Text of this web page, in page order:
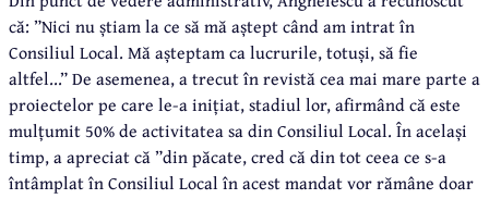
că: ”Nici nu știam la ce să mă aștept când am intrat în
Consiliul Local. Mă așteptam ca lucrurile, totuși, să fie
altfel...” De asemenea, a trecut în revistă cea mai mare parte a
proiectelor pe care le-a inițiat, stadiul lor, afirmând că este
mulțumit 50% de activitatea sa din Consiliul Local. În același
timp, a apreciat că ”din păcate, cred că din tot ceea ce s-a
întâmplat în Consiliul Local în acest mandat vor rămâne doar